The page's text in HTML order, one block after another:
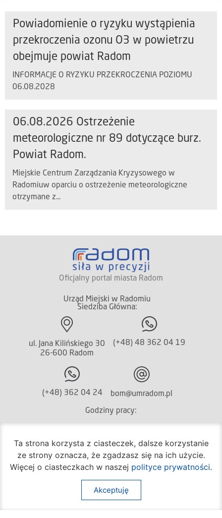
Powiadomienie o ryzyku wystąpienia
przekroczenia ozonu O3 w powietrzu
obejmuje powiat Radom
INFORMACJE O RYZYKU PRZEKROCZENIA POZIOMU
06.08.2028
06.08.2026 Ostrzeżenie
meteorologiczne nr 89 dotyczące burz.
Powiat Radom.
Miejskie Centrum Zarządzania Kryzysowego w
Radomiuw oparciu o ostrzeżenie meteorologiczne
otrzymane z...
Oficjalny portal miasta Radom
Urząd Miejski w Radomiu
Siedziba Główna:
ul. Jana Kilińskiego 30
26-600 Radom
(+48) 48 362 04 19
(+48) 362 04 24 bom@umradom.pl
Godziny pracy:
poniedziałek – piątek
godz.7:30 – 16:30
Pozostałe wydziały
7:30 – 15:30
Ta strona korzysta z ciasteczek, dalsze korzystanie
ze strony oznacza, że zgadzasz się na ich użycie.
Więcej o ciasteczkach w naszej polityce prywatności.
Akceptuję